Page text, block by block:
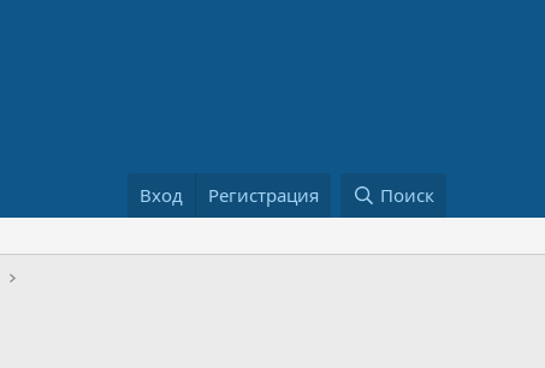
Вход Регистрация Поиск